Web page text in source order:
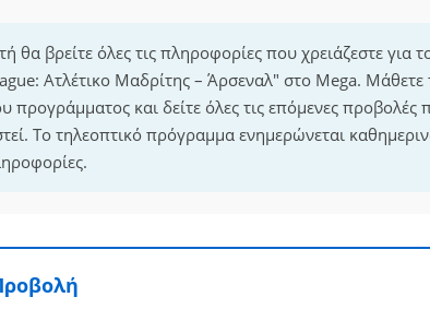
θα βρείτε όλες τις πληροφορίες που χρειάζεστε για
Ατλέτικο Μαδρίτης – Άρσεναλ" στο Mega.
προγράμματος και δείτε όλες τις επόμενες προβολές
Το τηλεοπτικό πρόγραμμα ενημερώνεται